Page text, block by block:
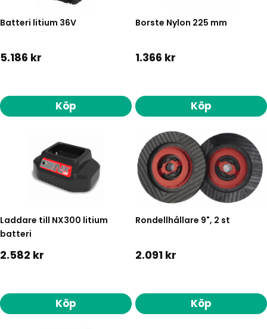
Batteri litium 36V
5.186 kr
Köp
Borste Nylon 225 mm
1.366 kr
Köp
Laddare till NX300 litium
batteri
2.582 kr
Köp
Rondellhållare 9", 2 st
2.091 kr
Köp